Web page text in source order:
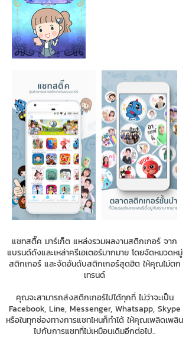
แชทสติ๊ค มาร์เก็ต แหล่งรวมผลงานสติกเกอร์ จาก
แบรนด์ดังและเหล่าครีเอเตอร์มากมาย โดยจัดหมวดหมู่
สติกเกอร์ และจัดอันดับสติกเกอร์สุดฮิต ให้คุณไม่ตก
เทรนด์
คุณจะสามารถส่งสติกเกอร์ไปได้ทุกที่ ไม่ว่าจะเป็น
Facebook, Line, Messenger, Whatsapp, Skype
หรือในทุกช่องทางการแชทไหนก็ทำได้ ให้คุณเพลิดเพลิน
ไปกับการแชทที่ไม่เหมือนเดิมอีกต่อไป..